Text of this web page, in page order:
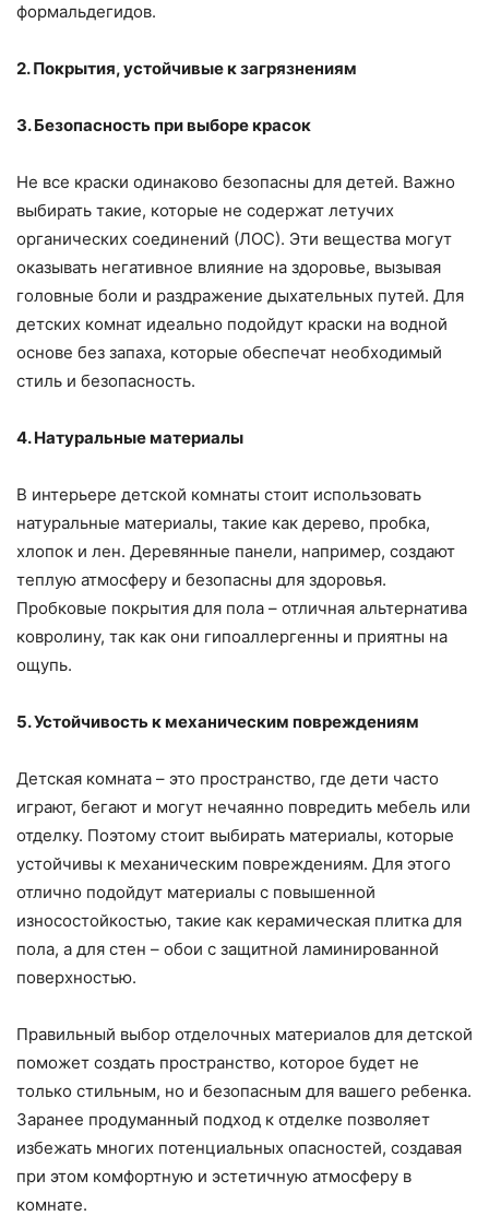
формальдегидов.
2. Покрытия, устойчивые к загрязнениям
3. Безопасность при выборе красок
Не все краски одинаково безопасны для детей. Важно
выбирать такие, которые не содержат летучих
органических соединений (ЛОС). Эти вещества могут
оказывать негативное влияние на здоровье, вызывая
головные боли и раздражение дыхательных путей. Для
детских комнат идеально подойдут краски на водной
основе без запаха, которые обеспечат необходимый
стиль и безопасность.
4. Натуральные материалы
В интерьере детской комнаты стоит использовать
натуральные материалы, такие как дерево, пробка,
хлопок и лен. Деревянные панели, например, создают
теплую атмосферу и безопасны для здоровья.
Пробковые покрытия для пола – отличная альтернатива
ковролину, так как они гипоаллергенны и приятны на
ощупь.
5. Устойчивость к механическим повреждениям
Детская комната – это пространство, где дети часто
играют, бегают и могут нечаянно повредить мебель или
отделку. Поэтому стоит выбирать материалы, которые
устойчивы к механическим повреждениям. Для этого
отлично подойдут материалы с повышенной
износостойкостью, такие как керамическая плитка для
пола, а для стен – обои с защитной ламинированной
поверхностью.
Правильный выбор отделочных материалов для детской
поможет создать пространство, которое будет не
только стильным, но и безопасным для вашего ребенка.
Заранее продуманный подход к отделке позволяет
избежать многих потенциальных опасностей, создавая
при этом комфортную и эстетичную атмосферу в
комнате.